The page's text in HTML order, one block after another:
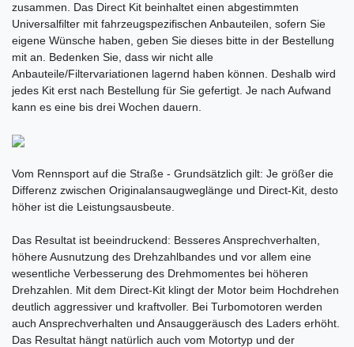
zusammen. Das Direct Kit beinhaltet einen abgestimmten
Universalfilter mit fahrzeugspezifischen Anbauteilen, sofern Sie
eigene Wünsche haben, geben Sie dieses bitte in der Bestellung
mit an. Bedenken Sie, dass wir nicht alle
Anbauteile/Filtervariationen lagernd haben können. Deshalb wird
jedes Kit erst nach Bestellung für Sie gefertigt. Je nach Aufwand
kann es eine bis drei Wochen dauern.
Vom Rennsport auf die Straße - Grundsätzlich gilt: Je größer die
Differenz zwischen Originalansaugweglänge und Direct-Kit, desto
höher ist die Leistungsausbeute.
Das Resultat ist beeindruckend: Besseres Ansprechverhalten,
höhere Ausnutzung des Drehzahlbandes und vor allem eine
wesentliche Verbesserung des Drehmomentes bei höheren
Drehzahlen. Mit dem Direct-Kit klingt der Motor beim Hochdrehen
deutlich aggressiver und kraftvoller. Bei Turbomotoren werden
auch Ansprechverhalten und Ansauggeräusch des Laders erhöht.
Das Resultat hängt natürlich auch vom Motortyp und der